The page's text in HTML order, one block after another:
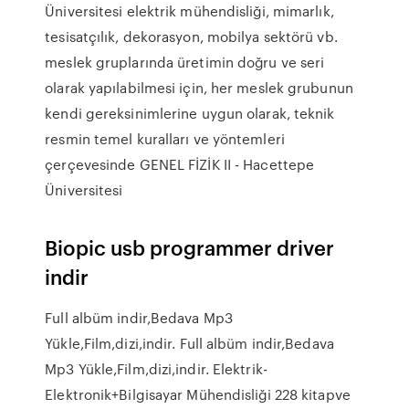
Üniversitesi elektrik mühendisliği, mimarlık,
tesisatçılık, dekorasyon, mobilya sektörü vb.
meslek gruplarında üretimin doğru ve seri
olarak yapılabilmesi için, her meslek grubunun
kendi gereksinimlerine uygun olarak, teknik
resmin temel kuralları ve yöntemleri
çerçevesinde GENEL FİZİK II - Hacettepe
Üniversitesi
Biopic usb programmer driver
indir
Full albüm indir,Bedava Mp3
Yükle,Film,dizi,indir. Full albüm indir,Bedava
Mp3 Yükle,Film,dizi,indir. Elektrik-
Elektronik+Bilgisayar Mühendisliği 228 kitapve